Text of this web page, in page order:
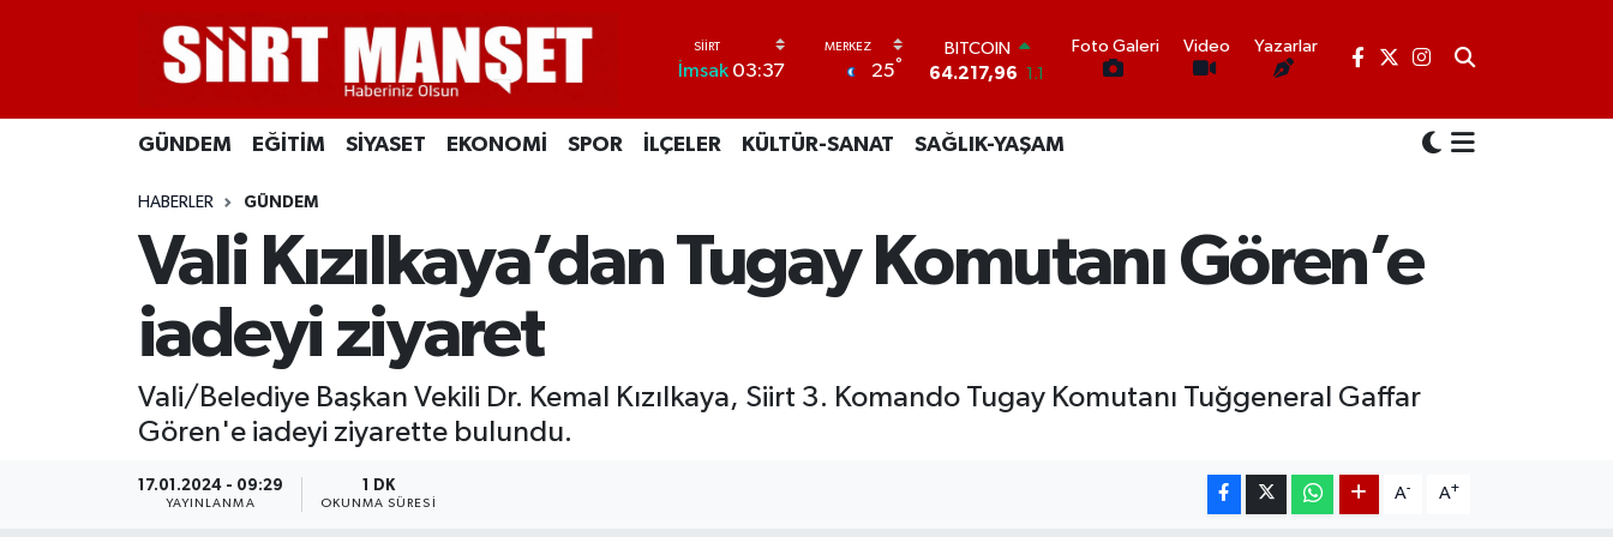
İmsak03:37 25°
DOLAR
47,5452 -0.01
54,8942 0.19
STERLİN
BİST100
13.688
207
Foto Galeri Video Yazarlar
GÜNDEM EĞİTİM SİYASET EKONOMİ SPOR İLÇELER KÜLTÜR-SANAT SAĞLIK-YAŞAM
HABERLER GÜNDEM
Vali Kızılkaya’dan Tugay Komutanı Gören’e
iadeyi ziyaret
Vali/Belediye Başkan Vekili Dr. Kemal Kızılkaya, Siirt 3. Komando Tugay Komutanı Tuğgeneral Gaffar
Gören'e iadeyi ziyarette bulundu.
17.01.2024 - 09:29
YAYINLANMA
1 DK
OKUNMA SÜRESI
A- A+
SİYASET
EKONOMİ
İLÇELER
Siirt Nöbetçi Eczaneler
Siirt Hava Durumu
Siirt Namaz Vakitleri
Siirt Trafik Yoğunluk Haritası
Süper Lig Puan Durumu ve Fikstür
Tüm Manşetler